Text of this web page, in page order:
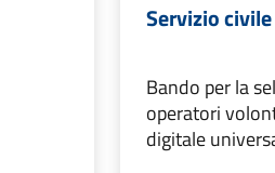
Servizio
Bando per la
operatori
digitale